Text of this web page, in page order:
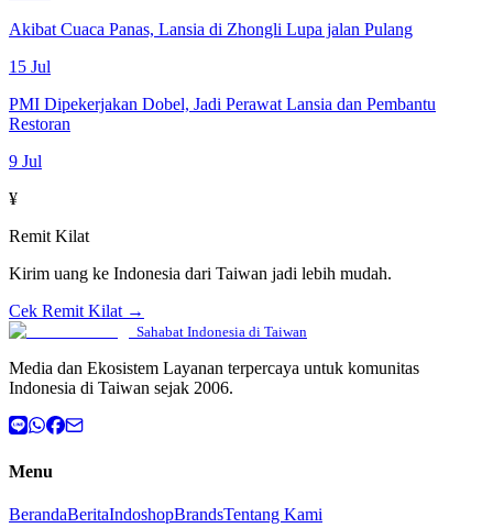
Akibat Cuaca Panas, Lansia di Zhongli Lupa jalan Pulang
15 Jul
PMI Dipekerjakan Dobel, Jadi Perawat Lansia dan Pembantu
Restoran
9 Jul
¥
Remit Kilat
Kirim uang ke Indonesia dari Taiwan jadi lebih mudah.
Cek Remit Kilat →
Sahabat Indonesia di Taiwan
Media dan Ekosistem Layanan terpercaya untuk komunitas
Indonesia di Taiwan sejak 2006.
Menu
BerandaBeritaIndoshopBrandsTentang Kami